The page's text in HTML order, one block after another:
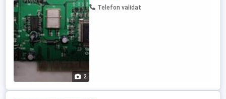
2
Telefon validat